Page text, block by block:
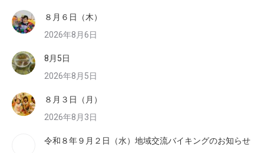
８月６日（木）
2026年8月6日
8月5日
2026年8月5日
８月３日（月）
2026年8月3日
令和８年９月２日（水）地域交流バイキングのお知らせ